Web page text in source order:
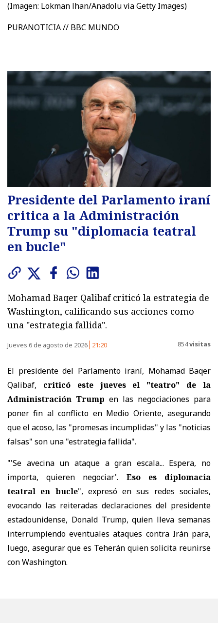
(Imagen: Lokman lhan/Anadolu via Getty Images)
PURANOTICIA // BBC MUNDO
Presidente del Parlamento iraní
critica a la Administración
Trump su "diplomacia teatral
en bucle"
Mohamad Baqer Qalibaf criticó la estrategia de
Washington, calificando sus acciones como
una "estrategia fallida".
Jueves 6 de agosto de 2026 21:20 854visitas
El presidente del Parlamento iraní, Mohamad Baqer
Qalibaf, criticó este jueves el "teatro" de la
Administración Trump en las negociaciones para
poner fin al conflicto en Medio Oriente, asegurando
que el acoso, las "promesas incumplidas" y las "noticias
falsas" son una "estrategia fallida".
"'Se avecina un ataque a gran escala... Espera, no
importa, quieren negociar'. Eso es diplomacia
teatral en bucle", expresó en sus redes sociales,
evocando las reiteradas declaraciones del presidente
estadounidense, Donald Trump, quien lleva semanas
interrumpiendo eventuales ataques contra Irán para,
luego, asegurar que es Teherán quien solicita reunirse
con Washington.